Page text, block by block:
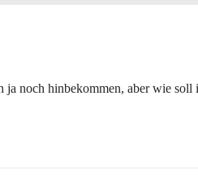
ja noch hinbekommen, aber wie soll